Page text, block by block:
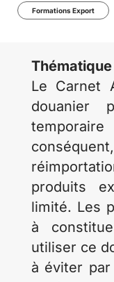
Formations Export
Le Carnet
douanier
produits
limité. Les
à
utiliser ce
à éviter